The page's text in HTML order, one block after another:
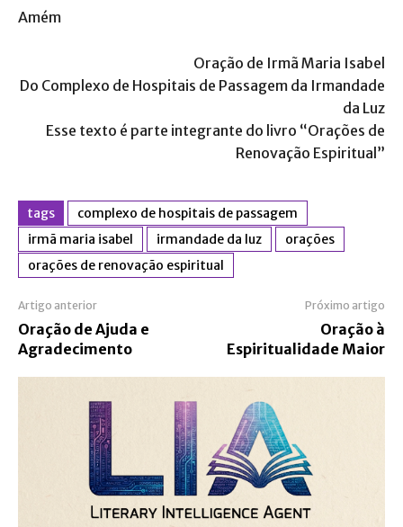
Amém
Oração de Irmã Maria Isabel
Do Complexo de Hospitais de Passagem da Irmandade
da Luz
Esse texto é parte integrante do livro “Orações de
Renovação Espiritual”
tags
complexo de hospitais de passagem
irmã maria isabel
irmandade da luz
orações
orações de renovação espiritual
Artigo anterior
Oração de Ajuda e
Agradecimento
Próximo artigo
Oração à
Espiritualidade Maior